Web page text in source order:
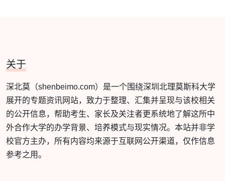
关于
深北莫（shenbeimo.com）是一个围绕深圳北理莫斯科大学
展开的专题资讯网站，致力于整理、汇集并呈现与该校相关
的公开信息，帮助考生、家长及关注者更系统地了解这所中
外合作大学的办学背景、培养模式与现实情况。本站并非学
校官方主办，所有内容均来源于互联网公开渠道，仅作信息
参考之用。